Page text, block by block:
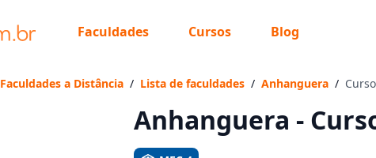
Faculdades Cursos Blog
Vamos te guiar no caminho ideal para
Faculdades a Distância / Lista de faculdades / Anhanguera /
Anhanguera -